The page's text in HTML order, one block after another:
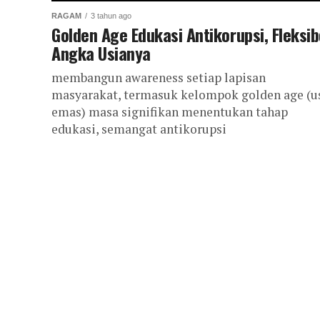
RAGAM 3 tahun ago
Golden Age Edukasi Antikorupsi,
Angka Usianya
membangun awareness setiap lapisan
masyarakat, termasuk kelompok golden age
emas) masa signifikan menentukan tahap
edukasi, semangat antikorupsi